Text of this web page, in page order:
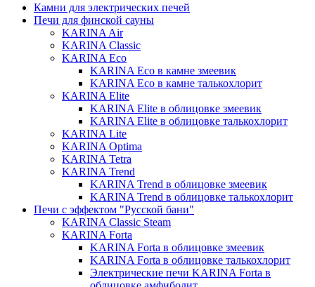
Камни для электрических печей
Печи для финской сауны
KARINA Air
KARINA Classic
KARINA Eco
KARINA Eco в камне змеевик
KARINA Eco в камне талькохлорит
KARINA Elite
KARINA Elite в облицовке змеевик
KARINA Elite в облицовке талькохлорит
KARINA Lite
KARINA Optima
KARINA Tetra
KARINA Trend
KARINA Trend в облицовке змеевик
KARINA Trend в облицовке талькохлорит
Печи с эффектом "Русской бани"
KARINA Classic Steam
KARINA Forta
KARINA Forta в облицовке змеевик
KARINA Forta в облицовке талькохлорит
Электрические печи KARINA Forta в